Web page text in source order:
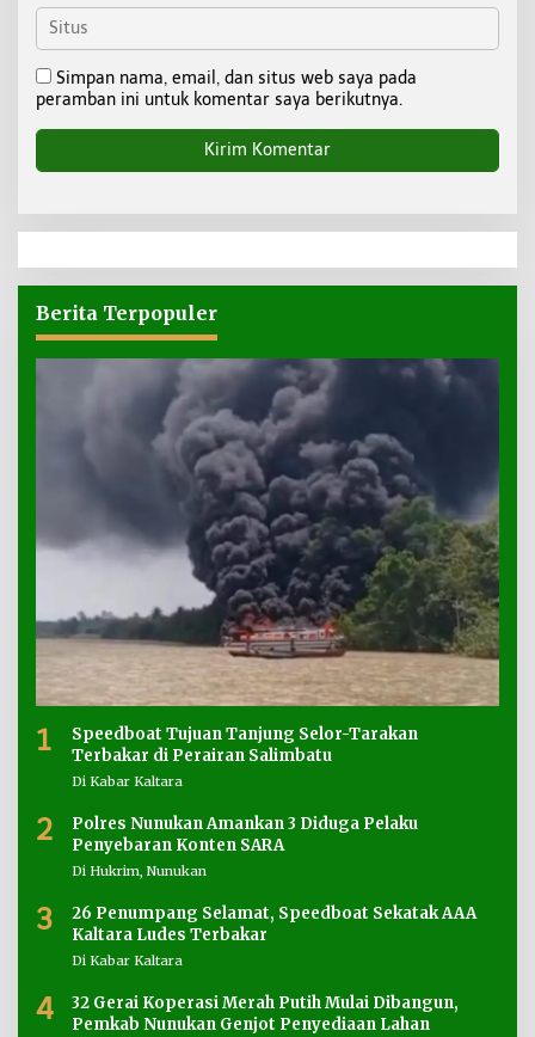
Simpan nama, email, dan situs web saya pada
peramban ini untuk komentar saya berikutnya.
Berita Terpopuler
1
Speedboat Tujuan Tanjung Selor-Tarakan
Terbakar di Perairan Salimbatu
Di Kabar Kaltara
2
Polres Nunukan Amankan 3 Diduga Pelaku
Penyebaran Konten SARA
Di Hukrim, Nunukan
3
26 Penumpang Selamat, Speedboat Sekatak AAA
Kaltara Ludes Terbakar
Di Kabar Kaltara
4
32 Gerai Koperasi Merah Putih Mulai Dibangun,
Pemkab Nunukan Genjot Penyediaan Lahan